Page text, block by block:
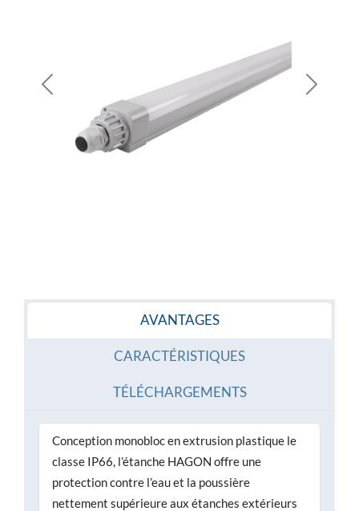
AVANTAGES
CARACTÉRISTIQUES
TÉLÉCHARGEMENTS
Conception monobloc en extrusion plastique le
classe IP66, l’étanche HAGON offre une
protection contre l’eau et la poussière
nettement supérieure aux étanches extérieurs
Previous Next